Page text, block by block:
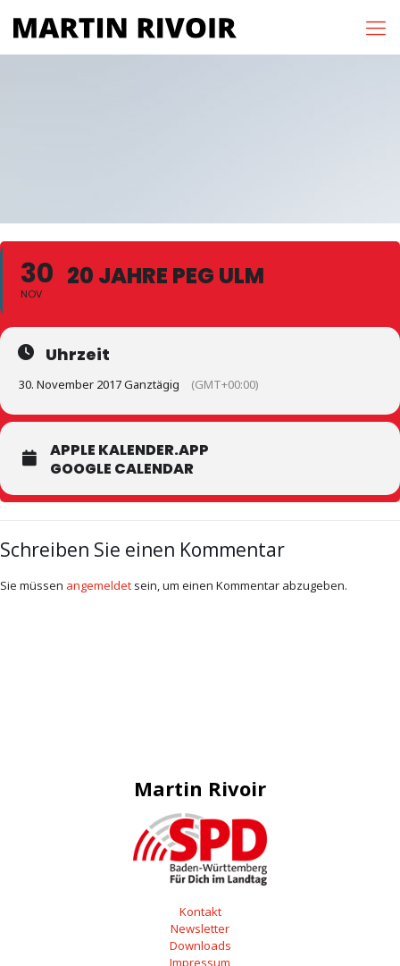
30
NOV
20 JAHRE PEG ULM
Uhrzeit
30. November 2017 Ganztägig (GMT+00:00)
APPLE KALENDER.APP
GOOGLE CALENDAR
Schreiben Sie einen Kommentar
Sie müssen angemeldet sein, um einen Kommentar abzugeben.
Martin Rivoir
Kontakt
Newsletter
Downloads
Impressum